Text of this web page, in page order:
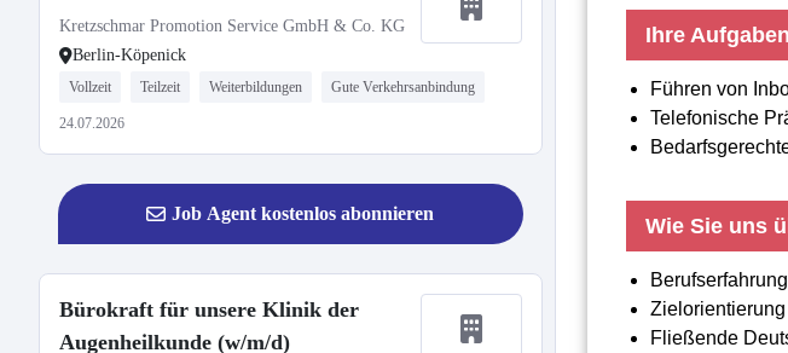
Kretzschmar Promotion Service GmbH & Co. KG
Berlin-Köpenick
Vollzeit Teilzeit Weiterbildungen Gute Verkehrsanbindung
24.07.2026
Job Agent kostenlos abonnieren
Bürokraft für unsere Klinik der
Augenheilkunde (w/m/d)